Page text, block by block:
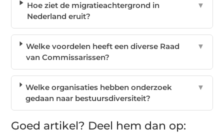
Hoe ziet de migratieachtergrond in
Nederland eruit?
▼
Welke voordelen heeft een diverse Raad
van Commissarissen?
▼
Welke organisaties hebben onderzoek
gedaan naar bestuursdiversiteit?
▼
Goed artikel? Deel hem dan op: